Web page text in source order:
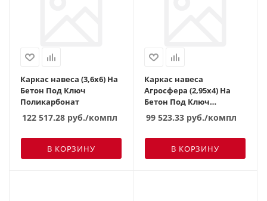
Каркас навеса (3,6х6) На
Бетон Под Ключ
Поликарбонат
122 517.28 руб./компл
В КОРЗИНУ
Каркас навеса
Агросфера (2,95х4) На
Бетон Под Ключ
Поликарбонат
99 523.33 руб./компл
В КОРЗИНУ